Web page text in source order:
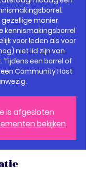
gezellige manier
kennismakingsborrel
voor leden als voor
niet lid zijn van
een borrel of
Community Host
is afgesloten
bekijken